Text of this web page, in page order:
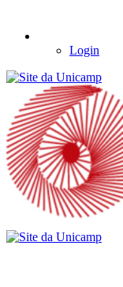
Login